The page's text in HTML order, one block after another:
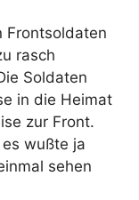
Frontsoldaten
rasch
Soldaten
in die Heimat
zur Front.
wußte ja
sehen